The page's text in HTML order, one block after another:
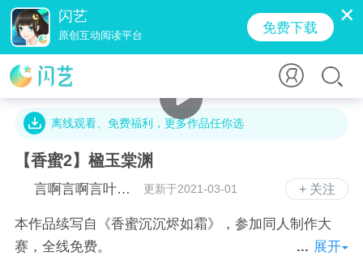
闪艺
原创互动阅读平台 免费下载
2.1万字 · 8.6万人气 · 52.0M · 9580贡献值
离线观看、免费福利，更多作品任你选
【香蜜2】楹玉棠渊
+ 关注
言啊言啊言叶斯莫拉 更新于2021-03-01
本作品续写自《香蜜沉沉烬如霜》，参加同人制作大
赛，全线免费。
展开